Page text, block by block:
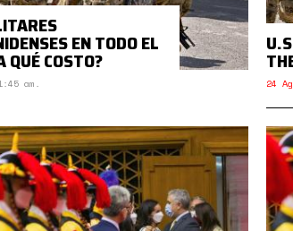
EN TODO EL
QUÉ COSTO?
am. 24